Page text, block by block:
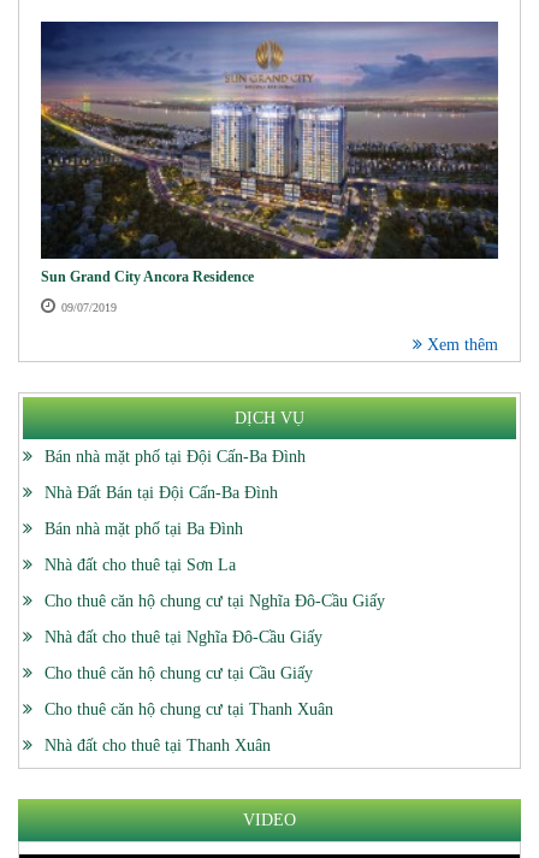
Sun Grand City Ancora Residence
09/07/2019
Xem thêm
DỊCH VỤ
Bán nhà mặt phố tại Đội Cấn-Ba Đình
Nhà Đất Bán tại Đội Cấn-Ba Đình
Bán nhà mặt phố tại Ba Đình
Nhà đất cho thuê tại Sơn La
Cho thuê căn hộ chung cư tại Nghĩa Đô-Cầu Giấy
Nhà đất cho thuê tại Nghĩa Đô-Cầu Giấy
Cho thuê căn hộ chung cư tại Cầu Giấy
Cho thuê căn hộ chung cư tại Thanh Xuân
Nhà đất cho thuê tại Thanh Xuân
VIDEO